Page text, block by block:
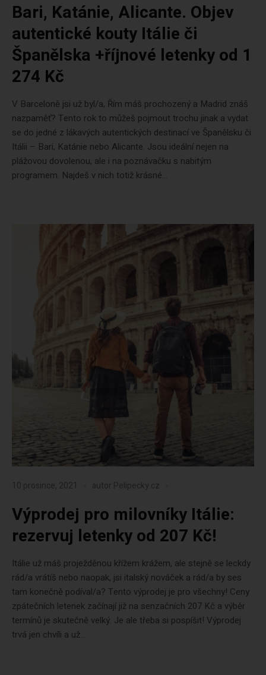
Bari, Katánie, Alicante. Objev
autentické kouty Itálie či
Španělska +říjnové letenky od 1
274 Kč
V Barceloně jsi už byl/a, Řím máš prochozený a Madrid znáš
nazpaměť? Tento rok to můžeš pojmout trochu jinak a vydat
se do jedné z lákavých autentických destinací ve Španělsku či
Itálii – Bari, Katánie nebo Alicante. Jsou ideální nejen na
plážovou dovolenou, ale i na poznávačku s nabitým
programem. Najdeš v nich totiž krásné...
10 prosince, 2021 autor Pelipecky.cz
Výprodej pro milovníky Itálie:
rezervuj letenky od 207 Kč!
Itálie už máš proježděnou křížem krážem, ale stejně se leckdy
rád/a vrátíš nebo naopak, jsi italský nováček a rád/a by ses
tam konečně podíval/a? Tento výprodej je pro všechny! Ceny
zpátečních letenek začínají již na senzačních 207 Kč a výběr
termínů je skutečně velký. Je ale třeba si pospíšit! Výprodej
trvá jen chvíli a už...